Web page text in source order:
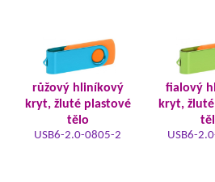
růžový hliníkový
kryt, žluté plastové
tělo
USB6-2.0-0805-2
fialový
kryt,
USB6-